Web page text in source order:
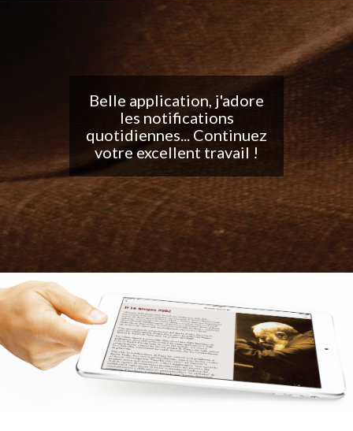
Belle application, j'adore
les notifications
quotidiennes... Continuez
votre excellent travail !